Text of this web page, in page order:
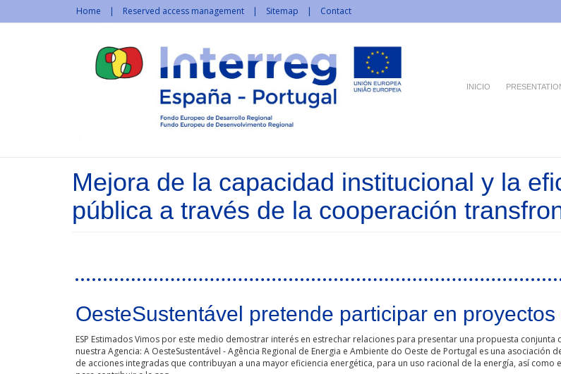
Skip to main contentHome Reserved access management Sitemap Contact
INICIO
Mejora de la capacidad institucional y la
pública a través de la cooperación
OesteSustentável pretende participar en
ESP Estimados Vimos por este medio demostrar interés en estrechar relaciones para presentar una propuesta
nuestra Agencia: A OesteSustentável - Agência Regional de Energia e Ambiente do Oeste de Portugal es una
de acciones integradas que contribuyan a una mayor eficiencia energética, para un uso racional de la energía, así